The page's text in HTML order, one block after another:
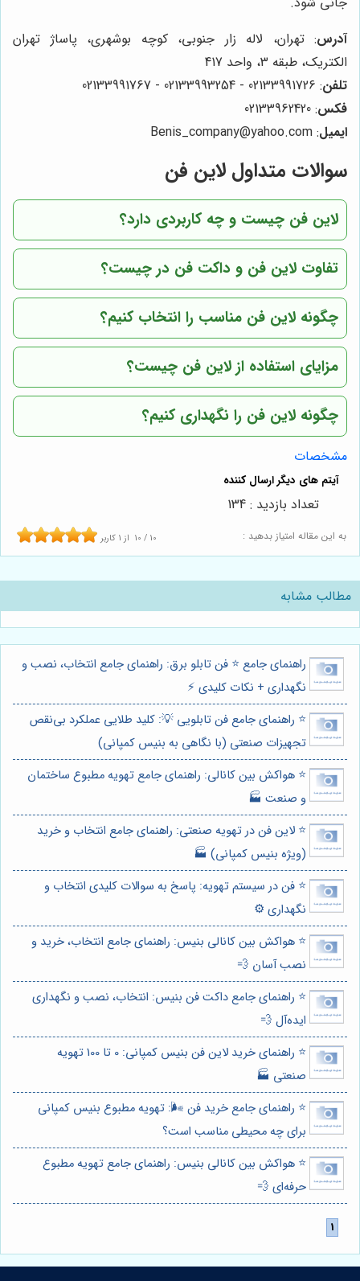
آدرس: تهران، لاله زار جنوبی، کوچه بوشهری، پاساژ تهران
الکتریک، طبقه 3، واحد 417
تلفن: 02133991726 - 02133993254 - 02133991767
فکس: 02133962420
ایمیل: Benis_company@yahoo.com
سوالات متداول لاین فن
لاین فن چیست و چه کاربردی دارد؟
تفاوت لاین فن و داکت فن در چیست؟
چگونه لاین فن مناسب را انتخاب کنیم؟
مزایای استفاده از لاین فن چیست؟
چگونه لاین فن را نگهداری کنیم؟
مشخصات
به این مقاله امتیاز بدهید : 10 / 10 از 1 کاربر
تعداد بازدید : 134
مطالب مشابه
راهنمای جامع ⭐️ فن تابلو برق: راهنمای جامع انتخاب، نصب و
نگهداری + نکات کلیدی ⚡️
⭐️ راهنمای جامع فن تابلویی 💡: کلید طلایی عملکرد بی‌نقص
تجهیزات صنعتی (با نگاهی به بنیس کمپانی)
⭐️ هواکش بین کانالی: راهنمای جامع تهویه مطبوع ساختمان
و صنعت 🏭
⭐️ لاین فن در تهویه صنعتی: راهنمای جامع انتخاب و خرید
(ویژه بنیس کمپانی) 🏭
⭐️ فن در سیستم تهویه: پاسخ به سوالات کلیدی انتخاب و
نگهداری ⚙️
⭐️ هواکش بین کانالی بنیس: راهنمای جامع انتخاب، خرید و
نصب آسان 💨
⭐️ راهنمای جامع داکت فن بنیس: انتخاب، نصب و نگهداری
ایده‌آل 💨
⭐️ راهنمای خرید لاین فن بنیس کمپانی: 0 تا 100 تهویه
صنعتی 🏭
⭐️ راهنمای جامع خرید فن 🌬️: تهویه مطبوع بنیس کمپانی
برای چه محیطی مناسب است؟
⭐️ هواکش بین کانالی بنیس: راهنمای جامع تهویه مطبوع
حرفه‌ای 💨